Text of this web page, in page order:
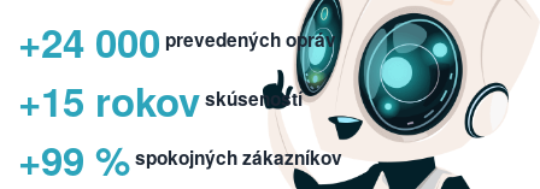
+24 000 prevedených opráv
+15 rokovskúseností
+99 %spokojných zákazníkov